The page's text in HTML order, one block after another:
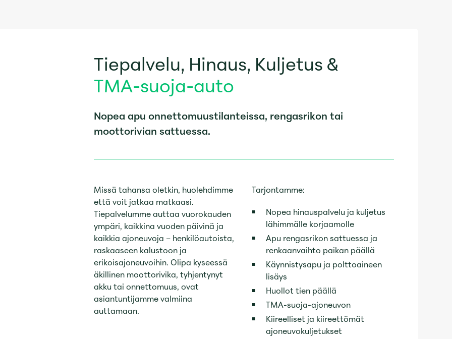
Tiepalvelu, Hinaus, Kuljetus &
TMA-suoja-auto
Nopea apu onnettomuustilanteissa, rengasrikon tai
moottorivian sattuessa.
Missä tahansa oletkin, huolehdimme
että voit jatkaa matkaasi.
Tiepalvelumme auttaa vuorokauden
ympäri, kaikkina vuoden päivinä ja
kaikkia ajoneuvoja – henkilöautoista,
raskaaseen kalustoon ja
erikoisajoneuvoihin. Olipa kyseessä
äkillinen moottorivika, tyhjentynyt
akku tai onnettomuus, ovat
asiantuntijamme valmiina
auttamaan.
Tarjontamme:
Nopea hinauspalvelu ja kuljetus
lähimmälle korjaamolle
Apu rengasrikon sattuessa ja
renkaanvaihto paikan päällä
Käynnistysapu ja polttoaineen
lisäys
Huollot tien päällä
TMA-suoja-ajoneuvon
Kiireelliset ja kiireettömät
ajoneuvokuljetukset